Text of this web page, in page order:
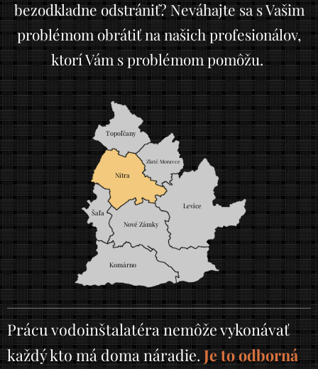
bezodkladne odstrániť? Neváhajte sa s Vašim
problémom obrátiť na našich profesionálov,
ktorí Vám s problémom pomôžu.
Topoľčany
Zlaté Moravce
Levice
Nové Zámky
Komárno
Nitra
Šaľa
Prácu vodoinštalatéra nemôže vykonávať
každý kto má doma náradie. Je to odborná